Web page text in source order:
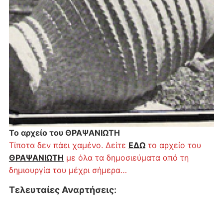
Το αρχείο του ΘΡΑΨΑΝΙΩΤΗ
Τίποτα δεν πάει χαμένο. Δείτε ΕΔΩτο αρχείο του
ΘΡΑΨΑΝΙΩΤΗ με όλα τα δημοσιεύματα από τη
δημιουργία του μέχρι σήμερα…
Τελευταίες Αναρτήσεις: